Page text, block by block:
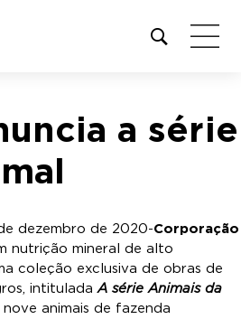
Open
site
a série
dezembro de 2020-Corporação
nutrição mineral de alto
coleção exclusiva de obras de
intituladaA série Animais da
animais de fazenda